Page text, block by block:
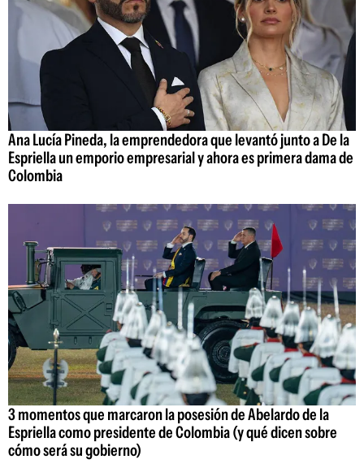
Ana Lucía Pineda, la emprendedora que levantó junto a De la
Espriella un emporio empresarial y ahora es primera dama de
Colombia
3 momentos que marcaron la posesión de Abelardo de la
Espriella como presidente de Colombia (y qué dicen sobre
cómo será su gobierno)